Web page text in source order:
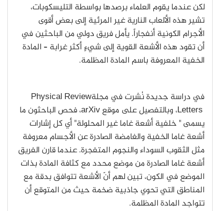
لكن عندما يقوم العلماء برصدها بواسطة التليسكوبات،
تشير هذه الألعاب النارية غير المرئية إلى بعض أقوى
الأجرام الكونية أنفجاراً. يأمل فريق دولي من الباحثين في
أن تقود هذه الأشعة القوية إلى شيءٍ أكثر غرابة – المادة
الخفية المعروفة باسم المادة المظلمة.
في دراسة جديدة نُشرت في مجلةPhysical Review
Letters، وبالتفصيل على موقعarXiv، فحص الباحثون ما
يسمى " خلفية أشعة غاما غير المحلولة" أي كل إشارات
أشعة غاما الخفية والغامضة الصادرة عن الأجسام معروفة
مثل الثقوب السوداء والنجوم المتفجرة. عندما قارن الفريق
أشعة غاما الصادرة من موضع محدد مع كثافة المادة بذات
الموضع في الكون، تبين لهم أنّ الأشعة تتوافق بدقة مع
المناطق التي تحوي جاذبية ضخمة حيث من المتوقع أن
تتواجد المادة المظلمة.